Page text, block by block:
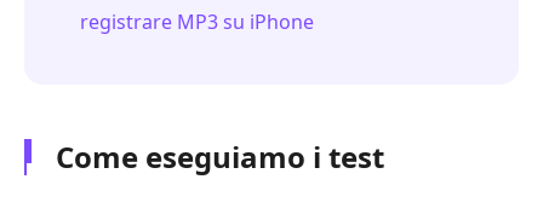
registrare MP3 su iPhone
Come eseguiamo i test